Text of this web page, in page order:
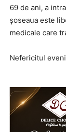
69 de ani, a
șoseaua este
medicale care
Nefericitul